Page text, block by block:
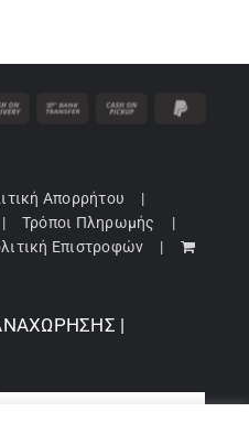
Απορρήτου
Τρόποι Πληρωμής
Επιστροφών
|